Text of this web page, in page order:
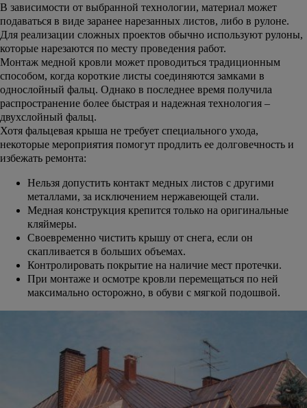
В зависимости от выбранной технологии, материал может
подаваться в виде заранее нарезанных листов, либо в рулоне.
Для реализации сложных проектов обычно используют рулоны,
которые нарезаются по месту проведения работ.
Монтаж медной кровли может проводиться традиционным
способом, когда короткие листы соединяются замками в
однослойный фальц. Однако в последнее время получила
распространение более быстрая и надежная технология –
двухслойный фальц.
Хотя фальцевая крыша не требует специального ухода,
некоторые мероприятия помогут продлить ее долговечность и
избежать ремонта:
Нельзя допустить контакт медных листов с другими
металлами, за исключением нержавеющей стали.
Медная конструкция крепится только на оригинальные
кляймеры.
Своевременно чистить крышу от снега, если он
скапливается в больших объемах.
Контролировать покрытие на наличие мест протечки.
При монтаже и осмотре кровли перемещаться по ней
максимально осторожно, в обуви с мягкой подошвой.